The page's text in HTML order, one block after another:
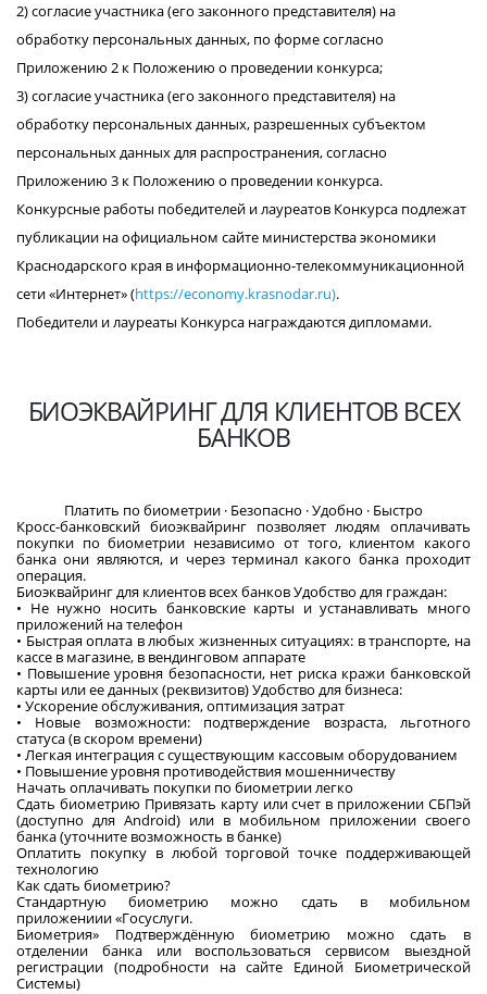
2) согласие участника (его законного представителя) на
обработку персональных данных, по форме согласно
Приложению 2 к Положению о проведении конкурса;
3) согласие участника (его законного представителя) на
обработку персональных данных, разрешенных субъектом
персональных данных для распространения, согласно
Приложению 3 к Положению о проведении конкурса.
Конкурсные работы победителей и лауреатов Конкурса подлежат
публикации на официальном сайте министерства экономики
Краснодарского края в информационно-телекоммуникационной
сети «Интернет» (https://economy.krasnodar.ru).
Победители и лауреаты Конкурса награждаются дипломами.
БИОЭКВАЙРИНГ ДЛЯ КЛИЕНТОВ ВСЕХ
БАНКОВ
Платить по биометрии · Безопасно · Удобно · Быстро
Кросс-банковский биоэквайринг позволяет людям оплачивать
покупки по биометрии независимо от того, клиентом какого
банка они являются, и через терминал какого банка проходит
операция.
Биоэквайринг для клиентов всех банков Удобство для граждан:
• Не нужно носить банковские карты и устанавливать много
приложений на телефон
• Быстрая оплата в любых жизненных ситуациях: в транспорте, на
кассе в магазине, в вендинговом аппарате
• Повышение уровня безопасности, нет риска кражи банковской
карты или ее данных (реквизитов) Удобство для бизнеса:
• Ускорение обслуживания, оптимизация затрат
• Новые возможности: подтверждение возраста, льготного
статуса (в скором времени)
• Легкая интеграция с существующим кассовым оборудованием
• Повышение уровня противодействия мошенничеству
Начать оплачивать покупки по биометрии легко
Сдать биометрию Привязать карту или счет в приложении СБПэй
(доступно для Android) или в мобильном приложении своего
банка (уточните возможность в банке)
Оплатить покупку в любой торговой точке поддерживающей
технологию
Как сдать биометрию?
Стандартную биометрию можно сдать в мобильном
приложениии «Госуслуги.
Биометрия» Подтверждённую биометрию можно сдать в
отделении банка или воспользоваться сервисом выездной
регистрации (подробности на сайте Единой Биометрической
Системы)